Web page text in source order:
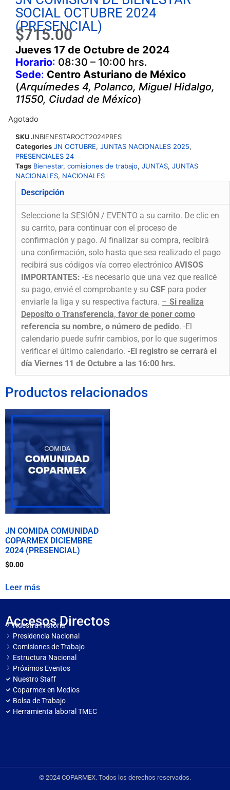
SOCIAL OCTUBRE 2024
(PRESENCIAL)
$715.00
Jueves 17 de Octubre de 2024
Horario: 08:30 – 10:00 hrs.
Sede: Centro Asturiano de México
(Arquímedes 4, Polanco, Miguel Hidalgo,
11550, Ciudad de México)
Agotado
SKUJNBIENESTAROCT2024PRES
Categories JN OCTUBRE, JUNTAS NACIONALES 2025,
PRESENCIALES 24
Tags Bienestar, comisiones de trabajo, JUNTAS, JUNTAS
NACIONALES, NACIONALES
Descripción
Seleccione la SESIÓN / EVENTO a su carrito. De clic en
su carrito, para continuar con el proceso de
confirmación y pago. Al finalizar su compra, recibirá
una confirmación, solo hasta que sea realizado el pago
recibirá sus códigos vía correo electrónico AVISOS
IMPORTANTES: -Es necesario que una vez que realicé
su pago, envié el comprobante y su CSF para poder
enviarle la liga y su respectiva factura. – Si realiza
Deposito o Transferencia, favor de poner como
referencia su nombre, o número de pedido. -El
calendario puede sufrir cambios, por lo que sugerimos
verificar el último calendario. -El registro se cerrará el
día Viernes 11 de Octubre a las 16:00 hrs.
Productos relacionados
JN COMIDA COMUNIDAD
COPARMEX DICIEMBRE
2024 (PRESENCIAL)
$0.00
Leer más
Accesos Directos
Nuestra Historia
Presidencia Nacional
Comisiones de Trabajo
Estructura Nacional
Próximos Eventos
Nuestro Staff
Coparmex en Medios
Bolsa de Trabajo
Herramienta laboral TMEC
© 2024 COPARMEX. Todos los derechos reservados.